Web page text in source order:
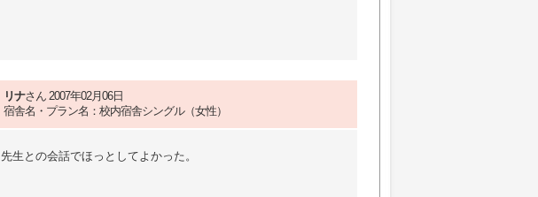
リナさん 2007年02月06日
宿舎名・プラン名：校内宿舎シングル（女性）
先生との会話でほっとしてよかった。